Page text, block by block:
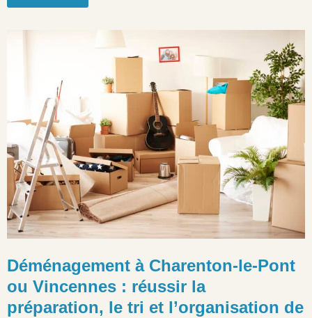
Déménagement à Charenton-le-Pont
ou Vincennes : réussir la
préparation, le tri et l’organisation de